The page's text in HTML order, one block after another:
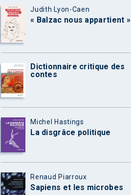
Judith Lyon-Caen
« Balzac nous appartient »
Dictionnaire critique des
contes
Michel Hastings
La disgrâce politique
Renaud Piarroux
Sapiens et les microbes